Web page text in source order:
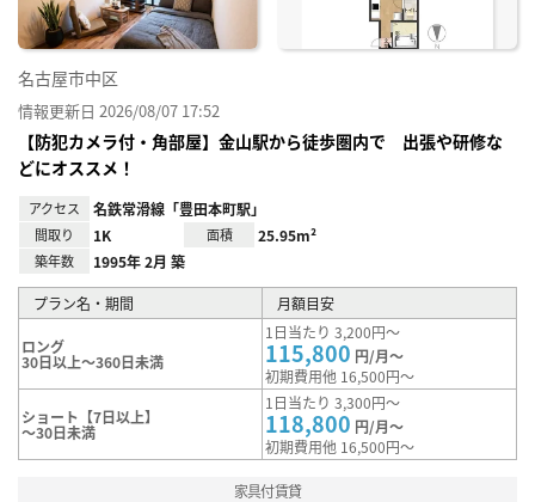
名古屋市中区
情報更新日 2026/08/07 17:52
【防犯カメラ付・角部屋】金山駅から徒歩圏内で 出張や研修な
どにオススメ！
アクセス 名鉄常滑線「豊田本町駅」
間取り 1K 面積 25.95m²
築年数 1995年 2月 築
プラン名・期間 月額目安
ロング
30日以上～360日未満
1日当たり 3,200円～
115,800 円/月～
初期費用他 16,500円～
ショート【7日以上】
～30日未満
1日当たり 3,300円～
118,800 円/月～
初期費用他 16,500円～
家具付賃貸